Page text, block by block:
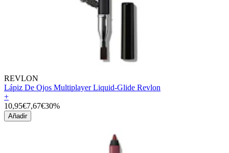
REVLON
Lápiz De Ojos Multiplayer Liquid-Glide Revlon
+
10,95€7,67€30%
Añadir